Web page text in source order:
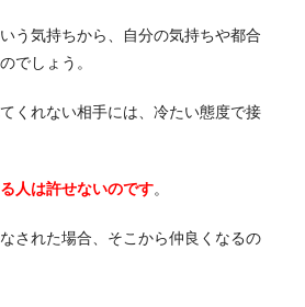
う気持ちから、自分の気持ちや都合
でしょう。
くれない相手には、冷たい態度で接
人は許せないのです。
された場合、そこから仲良くなるの